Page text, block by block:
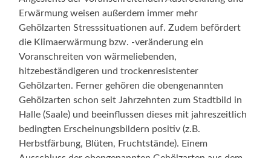
Erwärmung weisen außerdem immer mehr
Gehölzarten Stresssituationen auf. Zudem befördert
die Klimaerwärmung bzw. -veränderung ein
Voranschreiten von wärmeliebenden,
hitzebeständigeren und trockenresistenter
Gehölzarten. Ferner gehören die obengenannten
Gehölzarten schon seit Jahrzehnten zum Stadtbild in
Halle (Saale) und beeinflussen dieses mit jahreszeitlich
bedingten Erscheinungsbildern positiv (z.B.
Herbstfärbung, Blüten, Fruchtstände). Einem